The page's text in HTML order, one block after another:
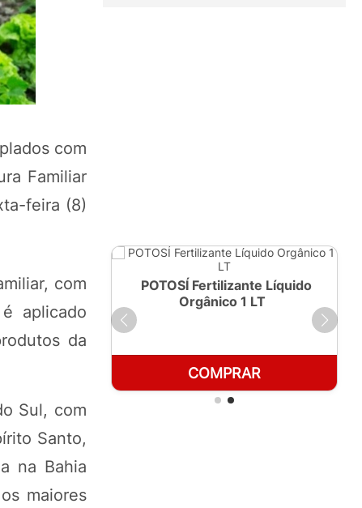
com
Familiar
feira (8)
com
aplicado
da
Sul, com
Santo,
na Bahia
maiores
Líquido
POTOSÍ Fertilizante Líquido
Orgânico 1 LT
COMPRAR